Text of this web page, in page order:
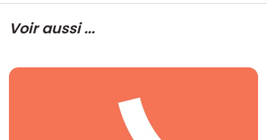
Voir aussi ...